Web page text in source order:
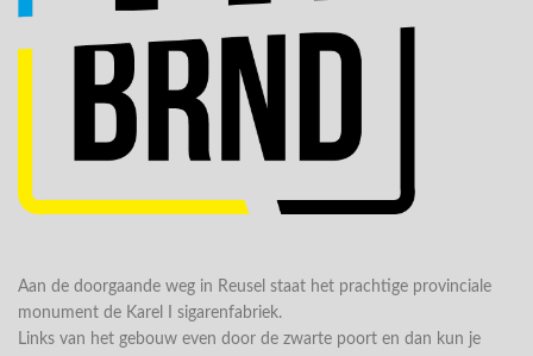
Aan de doorgaande weg in Reusel staat het prachtige provinciale
monument de Karel I sigarenfabriek.
Links van het gebouw even door de zwarte poort en dan kun je